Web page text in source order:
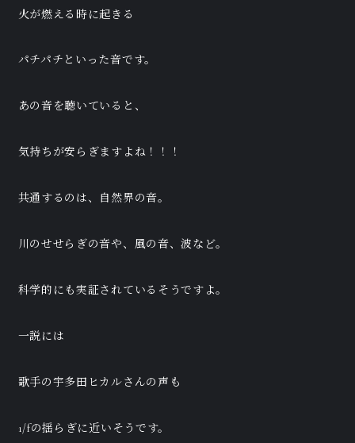
火が燃える時に起きる
パチパチといった音です。
あの音を聴いていると、
気持ちが安らぎますよね！！！
共通するのは、自然界の音。
川のせせらぎの音や、風の音、波など。
科学的にも実証されているそうですよ。
一説には
歌手の宇多田ヒカルさんの声も
1/fの揺らぎに近いそうです。